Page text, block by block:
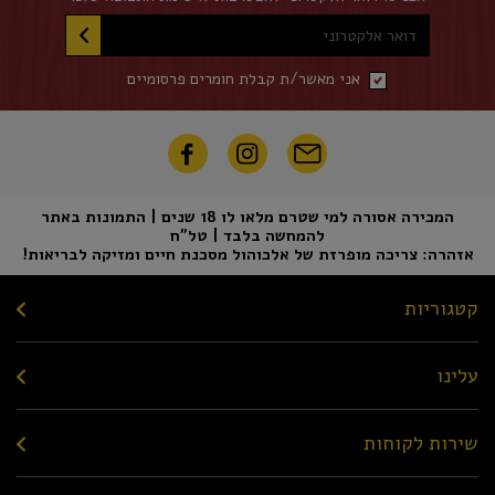
דואר אלקטרוני
אני מאשר/ת קבלת חומרים פרסומיים
המכירה אסורה למי שטרם מלאו לו 18 שנים | התמונות באתר
להמחשה בלבד | טל"ח
אזהרה: צריכה מופרזת של אלכוהול מסכנת חיים ומזיקה לבריאות!
קטגוריות
עלינו
שירות לקוחות